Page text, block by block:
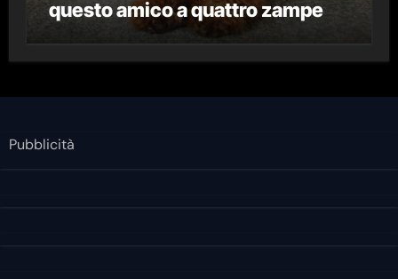
questo amico a quattro zampe
Pubblicità